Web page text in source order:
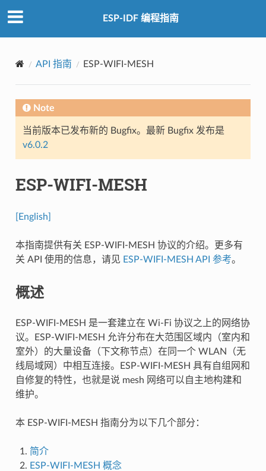
ESP-IDF 编程指南
API 指南 ESP-WIFI-MESH
Note
当前版本已发布新的 Bugfix。最新 Bugfix 发布是
v6.0.2
ESP-WIFI-MESH
[English]
本指南提供有关 ESP-WIFI-MESH 协议的介绍。更多有
关 API 使用的信息，请见 ESP-WIFI-MESH API 参考。
概述
ESP-WIFI-MESH 是一套建立在 Wi-Fi 协议之上的网络协
议。ESP-WIFI-MESH 允许分布在大范围区域内（室内和
室外）的大量设备（下文称节点）在同一个 WLAN（无
线局域网）中相互连接。ESP-WIFI-MESH 具有自组网和
自修复的特性，也就是说 mesh 网络可以自主地构建和
维护。
本 ESP-WIFI-MESH 指南分为以下几个部分：
简介
ESP-WIFI-MESH 概念